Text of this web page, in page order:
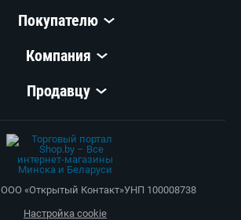
Покупателю
Компания
Продавцу
ООО «Открытый Контакт»УНП 100008738
Настройка cookie